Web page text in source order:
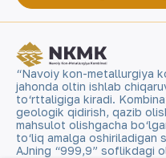
“Navoiy kon-metallurgiya
jahonda oltin ishlab
to‘rttaligiga kiradi.
geologik qidirish, qazib
mahsulot olishgacha
to‘liq amalga oshiriladigan
AJning “999,9” soflikdagi